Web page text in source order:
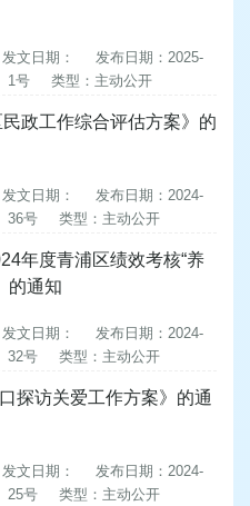
发文日期：
发布日期：2025-
1号 类型：主动公开
政工作综合评估方案》的
发文日期：
发布日期：2024-
36号 类型：主动公开
年度青浦区绩效考核“养
的通知
发文日期：
发布日期：2024-
32号 类型：主动公开
探访关爱工作方案》的通
发文日期：
发布日期：2024-
25号 类型：主动公开